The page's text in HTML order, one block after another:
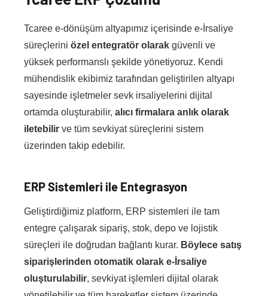
Tcaree e-dönüşüm altyapımız içerisinde e-İrsaliye
süreçlerini özel entegratör olarak güvenli ve
yüksek performanslı şekilde yönetiyoruz. Kendi
mühendislik ekibimiz tarafından geliştirilen altyapı
sayesinde işletmeler sevk irsaliyelerini dijital
ortamda oluşturabilir, alıcı firmalara anlık olarak
iletebilir ve tüm sevkiyat süreçlerini sistem
üzerinden takip edebilir.
ERP Sistemleri ile Entegrasyon
Geliştirdiğimiz platform, ERP sistemleri ile tam
entegre çalışarak sipariş, stok, depo ve lojistik
süreçleri ile doğrudan bağlantı kurar. Böylece satış
siparişlerinden otomatik olarak e-İrsaliye
oluşturulabilir, sevkiyat işlemleri dijital olarak